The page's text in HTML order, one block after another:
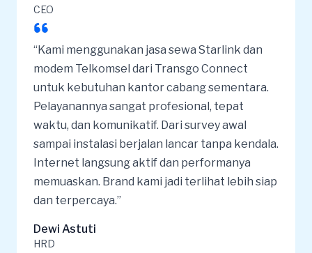
CEO
“Kami menggunakan jasa sewa Starlink dan
modem Telkomsel dari Transgo Connect
untuk kebutuhan kantor cabang sementara.
Pelayanannya sangat profesional, tepat
waktu, dan komunikatif. Dari survey awal
sampai instalasi berjalan lancar tanpa kendala.
Internet langsung aktif dan performanya
memuaskan. Brand kami jadi terlihat lebih siap
dan terpercaya.”
Dewi Astuti
HRD